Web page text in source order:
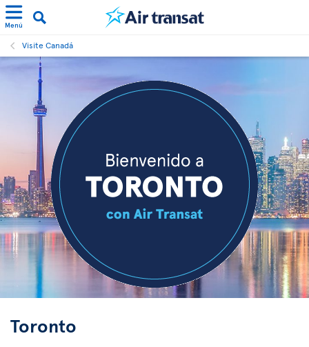
Menú
Visite Canadá
Toronto